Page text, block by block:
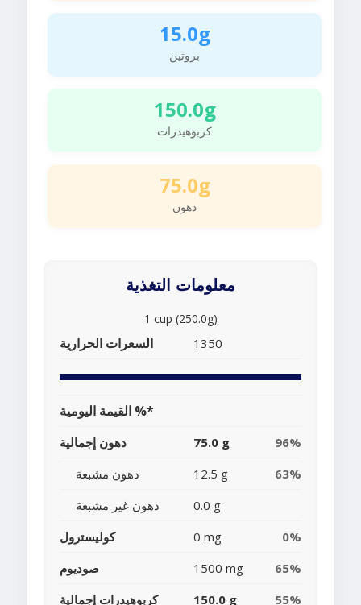
15.0g
بروتين
150.0g
كربوهيدرات
75.0g
دهون
معلومات التغذية
1 cup (250.0g)
السعرات الحرارية 1350
القيمة اليومية %*
دهون إجمالية 75.0 g
96%
دهون مشبعة
12.5 g
63%
دهون غير مشبعة
0.0 g
كوليسترول
0 mg
0%
صوديوم
1500 mg
65%
كربوهيدرات إجمالية
150.0 g 55%